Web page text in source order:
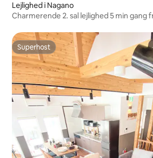
Lejlighed i Nagano
Charmerende 2. sal lejlighed 5 min gang
Superhost
Superhost